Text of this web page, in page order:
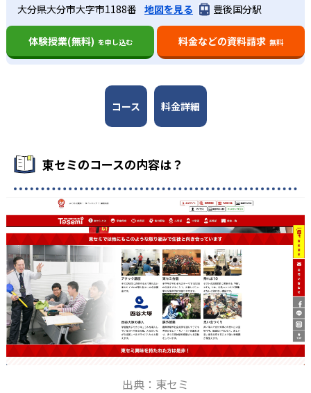
30 32
雄城台高校 38 大分西高校 19
13
九州大学 6 東京大学
京都大学 1 熊本大学 10
宮崎大学 5 長崎大学 5
関西学院大学 早稲田大学 1
立命館大学 立教大学 2
福岡大学 29 西南学院大学 9
大分県大分市大字市1188番 地図を見る 豊後国分駅
体験授業(無料) を申し込む 料金などの資料請求 無料
コース 料金詳細
東セミのコースの内容は？
出典：東セミ